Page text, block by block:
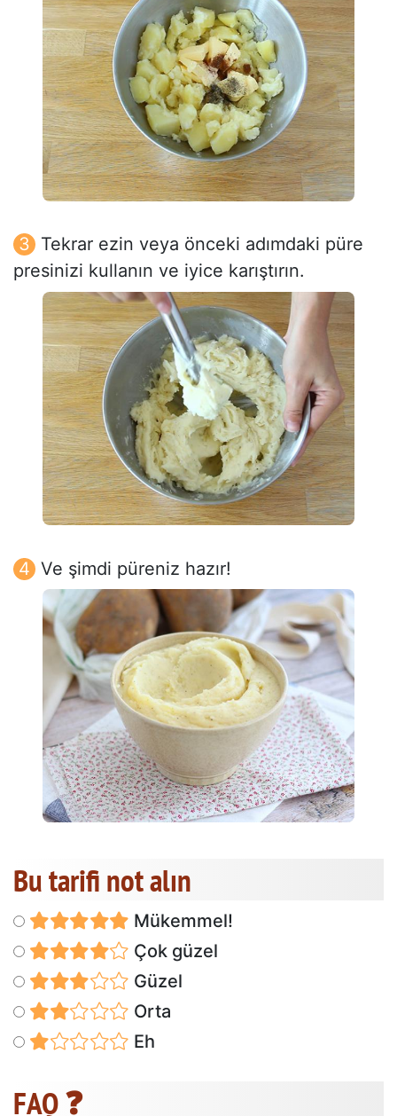
Tekrar ezin veya önceki adımdaki püre
presinizi kullanın ve iyice karıştırın.
Ve şimdi püreniz hazır!
Bu tarifi not alın
Mükemmel!
Çok güzel
Güzel
Orta
Eh
FAQ ❓